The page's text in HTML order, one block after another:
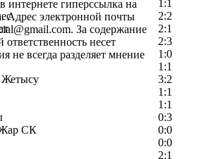
1:1
2:2
2:1
2:3
1:0
1:1
3:2
1:1
1:1
0:3
СК
0:0
0:0
2:1
интернете гиперссылка на
Адрес электронной почты
За содержание
несет
не всегда разделяет мнение